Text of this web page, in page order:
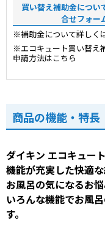
買い替え補助金につい
合せフォー
※補助金について詳しく
※エコキュート買い替え
申請方法はこちら
商品の機能・特長
ダイキン エコキュー
機能が充実した快適な
お風呂の気になるお悩
いろんな機能でお風
す。